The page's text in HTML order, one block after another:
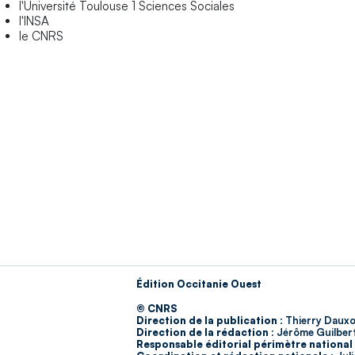
l'Université Toulouse 1 Sciences Sociales
l'INSA
le CNRS
Édition Occitanie Ouest
© CNRS
Direction de la publication : Thierry
Direction de la rédaction : Jérôme
Responsable éditorial périmètre national